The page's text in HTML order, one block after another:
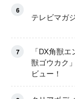
6
テレビマガ
7
「DX角獣
獣ゴウカク
ビュー！